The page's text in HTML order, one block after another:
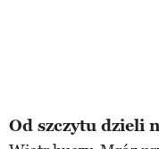
Od szczytu dzieli